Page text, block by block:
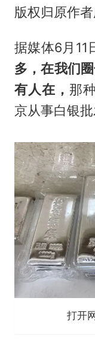
版权归原作
据媒体6月11
多，在我们
有人在， 那
京从事白银
打开